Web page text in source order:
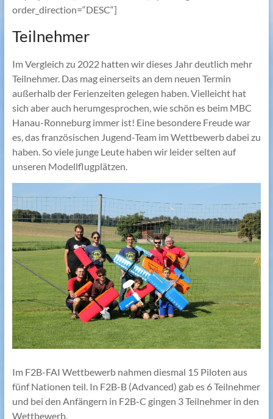
order_direction=“DESC“]
Teilnehmer
Im Vergleich zu 2022 hatten wir dieses Jahr deutlich mehr
Teilnehmer. Das mag einerseits an dem neuen Termin
außerhalb der Ferienzeiten gelegen haben. Vielleicht hat
sich aber auch herumgesprochen, wie schön es beim MBC
Hanau-Ronneburg immer ist! Eine besondere Freude war
es, das französischen Jugend-Team im Wettbewerb dabei zu
haben. So viele junge Leute haben wir leider selten auf
unseren Modellflugplätzen.
Im F2B-FAI Wettbewerb nahmen diesmal 15 Piloten aus
fünf Nationen teil. In F2B-B (Advanced) gab es 6 Teilnehmer
und bei den Anfängern in F2B-C gingen 3 Teilnehmer in den
Wettbewerb.